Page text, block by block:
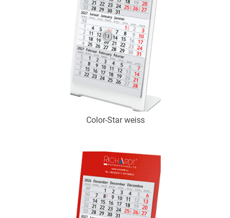
Color-Star weiss
Art.-Nr.: K53108
Verfügbar
Zum Merkzettel hinzufügen